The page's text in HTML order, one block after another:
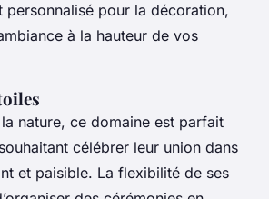
personnalisé pour la décoration,
à la hauteur de vos
nature, ce domaine est parfait
célébrer leur union dans
et paisible. La flexibilité de ses